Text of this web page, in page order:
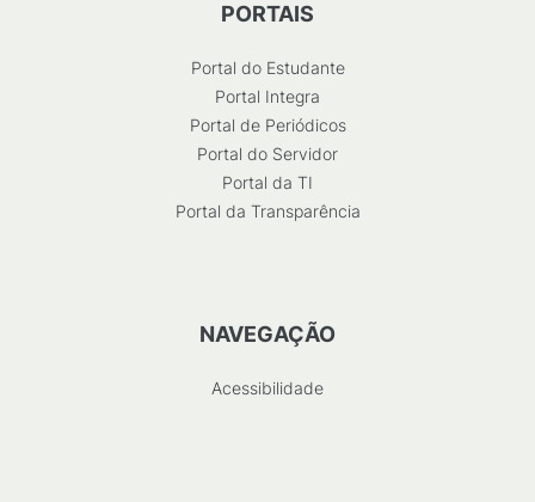
PORTAIS
Portal do Estudante
Portal Integra
Portal de Periódicos
Portal do Servidor
Portal da TI
Portal da Transparência
NAVEGAÇÃO
Acessibilidade